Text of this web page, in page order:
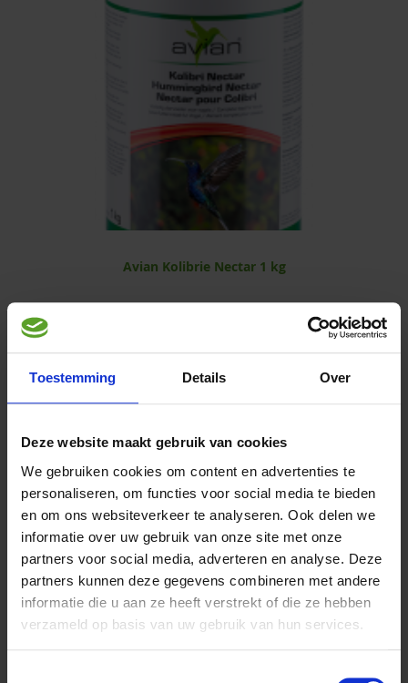
Toestemming Details Over
Deze website maakt gebruik van cookies
We gebruiken cookies om content en advertenties te
personaliseren, om functies voor social media te bieden
en om ons websiteverkeer te analyseren. Ook delen we
informatie over uw gebruik van onze site met onze
partners voor social media, adverteren en analyse. Deze
partners kunnen deze gegevens combineren met andere
informatie die u aan ze heeft verstrekt of die ze hebben
verzameld op basis van uw gebruik van hun services.
Avian Kolibrie Nectar 1 kg
Waardering:
90%
Aves Lorinectar 15 kg